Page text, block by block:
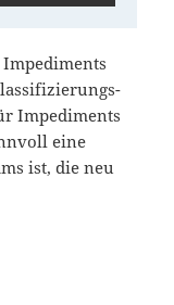
Impediments
Impediments
eine
ist, die neu